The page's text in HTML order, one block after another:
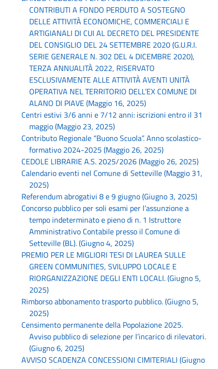
CONTRIBUTI A FONDO PERDUTO A SOSTEGNO
DELLE ATTIVITÀ ECONOMICHE, COMMERCIALI E
ARTIGIANALI DI CUI AL DECRETO DEL PRESIDENTE
DEL CONSIGLIO DEL 24 SETTEMBRE 2020 (G.U.R.I.
SERIE GENERALE N. 302 DEL 4 DICEMBRE 2020),
TERZA ANNUALITÀ 2022, RISERVATO
ESCLUSIVAMENTE ALLE ATTIVITÀ AVENTI UNITÀ
OPERATIVA NEL TERRITORIO DELL’EX COMUNE DI
ALANO DI PIAVE (Maggio 16, 2025)
Centri estivi 3/6 anni e 7/12 anni: iscrizioni entro il 31
maggio (Maggio 23, 2025)
Contributo Regionale “Buono Scuola”. Anno scolastico-
formativo 2024-2025 (Maggio 26, 2025)
CEDOLE LIBRARIE A.S. 2025/2026 (Maggio 26, 2025)
Calendario eventi nel Comune di Setteville (Maggio 31,
2025)
Referendum abrogativi 8 e 9 giugno (Giugno 3, 2025)
Concorso pubblico per soli esami per l’assunzione a
tempo indeterminato e pieno di n. 1 Istruttore
Amministrativo Contabile presso il Comune di
Setteville (BL). (Giugno 4, 2025)
PREMIO PER LE MIGLIORI TESI DI LAUREA SULLE
GREEN COMMUNITIES, SVILUPPO LOCALE E
RIORGANIZZAZIONE DEGLI ENTI LOCALI. (Giugno 5,
2025)
Rimborso abbonamento trasporto pubblico. (Giugno 5,
2025)
Censimento permanente della Popolazione 2025.
Avviso pubblico di selezione per l’incarico di rilevatori.
(Giugno 6, 2025)
AVVISO SCADENZA CONCESSIONI CIMITERIALI (Giugno